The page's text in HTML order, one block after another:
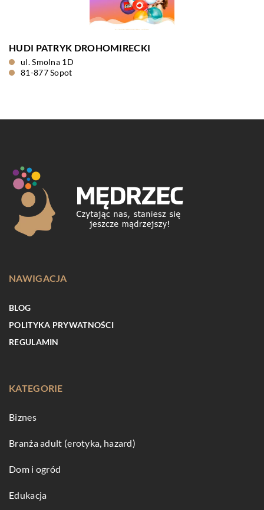
HUDI PATRYK DROHOMIRECKI
ul. Smolna 1D
81-877 Sopot
NAWIGACJA
BLOG
POLITYKA PRYWATNOŚCI
REGULAMIN
KATEGORIE
Biznes
Branża adult (erotyka, hazard)
Dom i ogród
Edukacja